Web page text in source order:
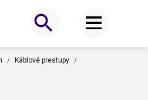
Káblové prestupy